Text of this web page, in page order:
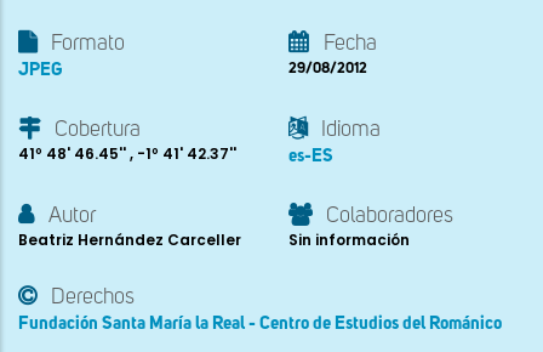
Formato
JPEG
Fecha
29/08/2012
Cobertura
41º 48' 46.45'' , -1º 41' 42.37''
Idioma
es-ES
Autor
Beatriz Hernández Carceller
Colaboradores
Sin información
Derechos
Fundación Santa María la Real - Centro de Estudios del Románico